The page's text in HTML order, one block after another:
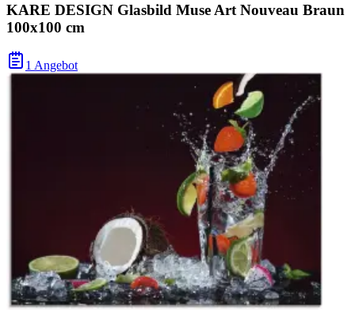
KARE DESIGN Glasbild Muse Art Nouveau Braun
100x100 cm
1 Angebot